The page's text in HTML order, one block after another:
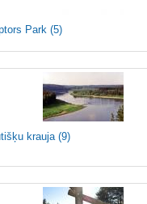
Park (5)
krauja(9)